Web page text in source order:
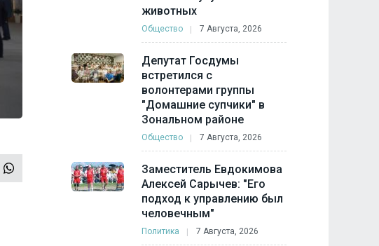
животных
Общество 7 Августа, 2026
Депутат Госдумы
встретился с
волонтерами группы
"Домашние супчики" в
Зональном районе
Общество 7 Августа, 2026
Заместитель Евдокимова
Алексей Сарычев: "Его
подход к управлению был
человечным"
Политика 7 Августа, 2026